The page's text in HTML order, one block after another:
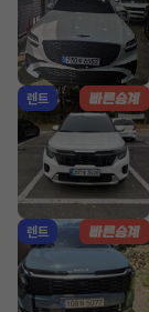
렌트
렌트